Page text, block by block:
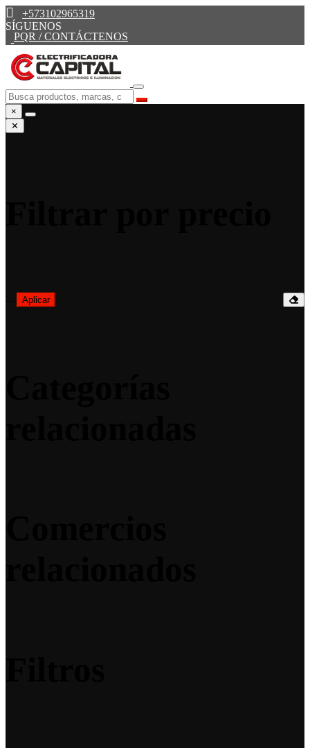
+573102965319
SÍGUENOS
PQR / CONTÁCTENOS
×
✕
Aplicar